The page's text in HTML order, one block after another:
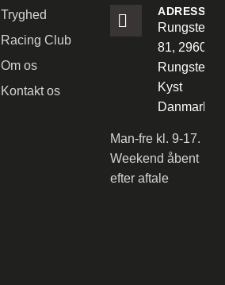
Tryghed
Racing Club
Om os
Kontakt os
ADRESSE
81, 2960
Rungsted
Kyst
Danmark
Man-fre kl. 9-17.
Weekend åbent
efter aftale